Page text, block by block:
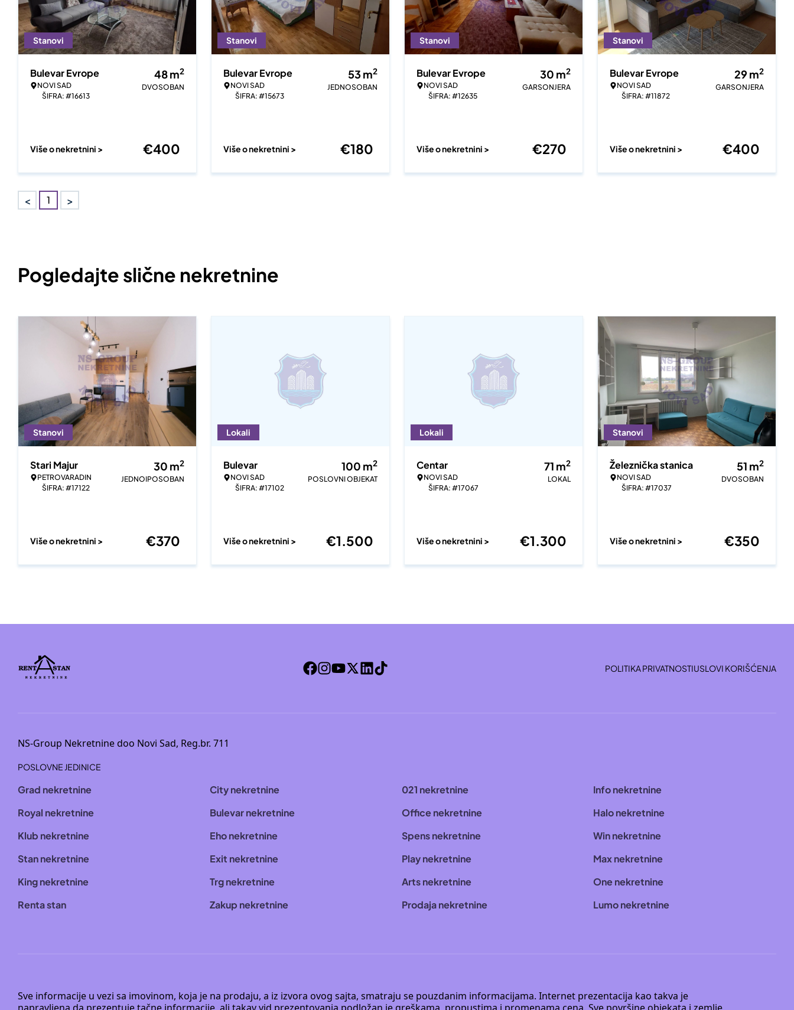
Stanovi
Bulevar Evrope
NOVI SAD
ŠIFRA: #16613
48m2
DVOSOBAN
Više o nekretnini > €400
Stanovi
Bulevar Evrope
NOVI SAD
ŠIFRA: #15673
53 m2
JEDNOSOBAN
Više o nekretnini > €180
Stanovi
Bulevar Evrope
NOVI SAD
ŠIFRA: #12635
30 m2
GARSONJERA
Više o nekretnini > €270
Stanovi
Bulevar Evrope
NOVI SAD
ŠIFRA: #11872
29 m2
GARSONJERA
Više o nekretnini > €400
< 1 >
Pogledajte slične nekretnine
Stanovi
Stari Majur
PETROVARADIN
ŠIFRA: #17122
30 m2
JEDNOIPOSOBAN
Više o nekretnini > €370
Lokali
Bulevar
NOVI SAD
ŠIFRA: #17102
100 m2
POSLOVNI OBJEKAT
Više o nekretnini > €1.500
Lokali
Centar
NOVI SAD
ŠIFRA: #17067
71 m2
LOKAL
Više o nekretnini > €1.300
Stanovi
Železnička stanica
NOVI SAD
ŠIFRA: #17037
51 m2
DVOSOBAN
Više o nekretnini > €350
POLITIKA PRIVATNOSTIUSLOVI KORIŠĆENJA
Sve informacije u vezi sa imovinom, koja je na prodaju, a iz izvora ovog sajta, smatraju se pouzdanim informacijama. Internet prezentacija kao takva je
NS-Group Nekretnine doo Novi Sad, Reg.br. 711
POSLOVNE JEDINICE
Grad nekretnine City nekretnine 021 nekretnine
Info nekretnine
Royal nekretnine
Bulevar nekretnine Office nekretnine
Halo nekretnine
Klub nekretnine
Eho nekretnine Spens nekretnine
Win nekretnine
Stan nekretnine
Exit nekretnine Play nekretnine
Max nekretnine
King nekretnine
Trg nekretnine Arts nekretnine
One nekretnine
Renta stan
Zakup nekretnine Prodaja nekretnine Lumo nekretnine